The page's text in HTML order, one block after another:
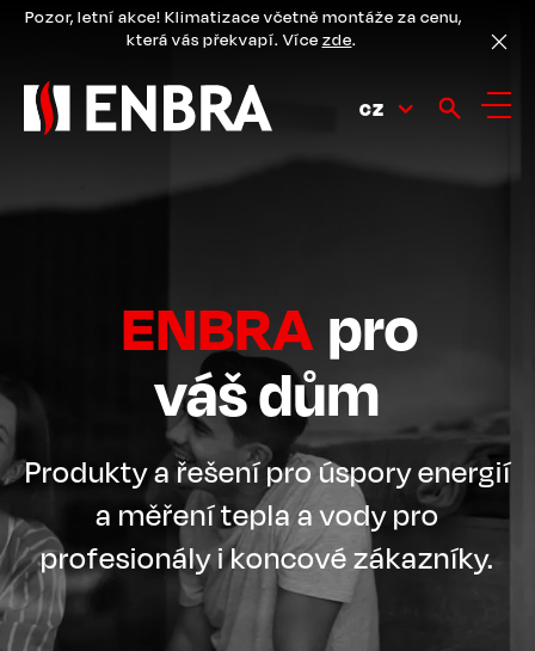
PřejítPozor, letní akce! Klimatizace včetně montáže za cenu,
která vás překvapí. Více zde.
CZ
ENBRA pro
váš dům
Produkty a řešení pro úspory energií
a měření tepla a vody pro
profesionály i koncové zákazníky.